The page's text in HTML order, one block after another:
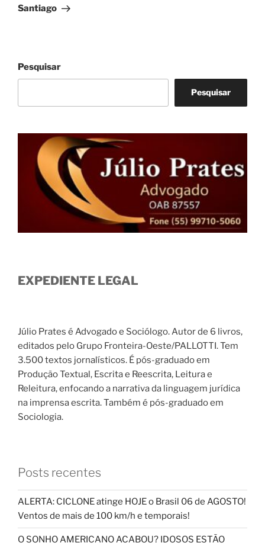
Santiago
Pesquisar
Pesquisar
EXPEDIENTE LEGAL
Júlio Prates é Advogado e Sociólogo. Autor de 6 livros,
editados pelo Grupo Fronteira-Oeste/PALLOTTI. Tem
3.500 textos jornalísticos. É pós-graduado em
Produção Textual, Escrita e Reescrita, Leitura e
Releitura, enfocando a narrativa da linguagem jurídica
na imprensa escrita. Também é pós-graduado em
Sociologia.
Posts recentes
ALERTA: CICLONE atinge HOJE o Brasil 06 de AGOSTO!
Ventos de mais de 100 km/h e temporais!
O SONHO AMERICANO ACABOU? IDOSOS ESTÃO